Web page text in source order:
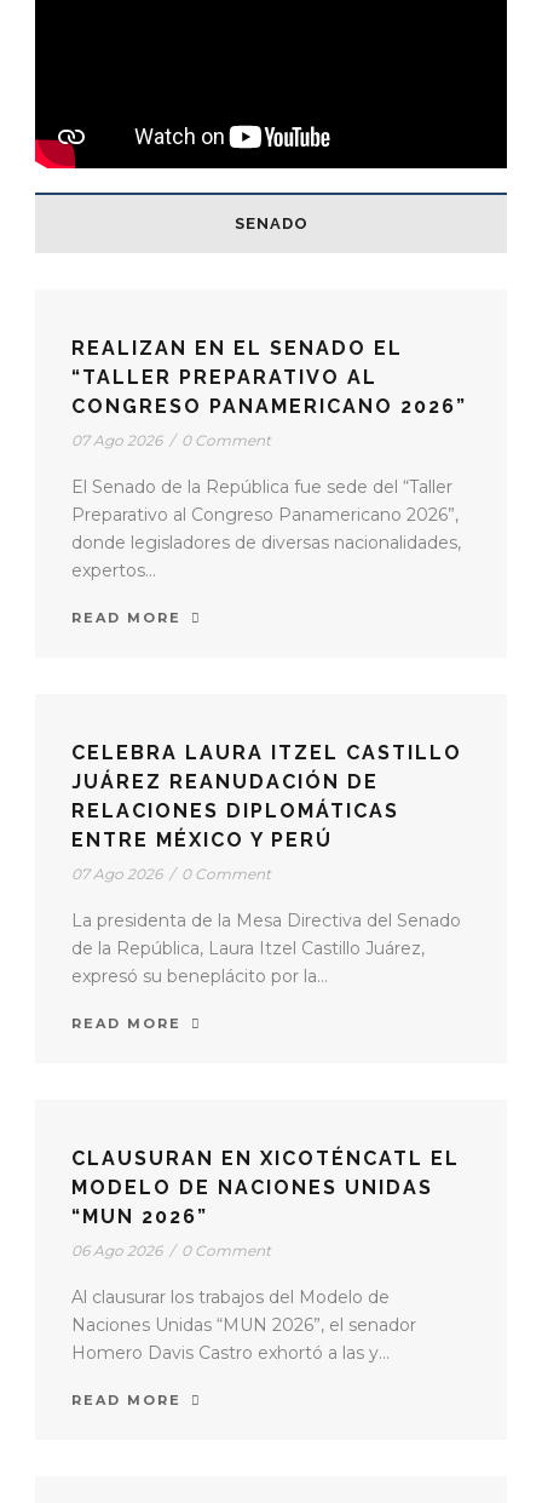
SENADO
REALIZAN EN EL SENADO EL
“TALLER PREPARATIVO AL
CONGRESO PANAMERICANO 2026”
07 Ago 2026 / 0 Comment
El Senado de la República fue sede del “Taller
Preparativo al Congreso Panamericano 2026”,
donde legisladores de diversas nacionalidades,
expertos...
READ MORE
CELEBRA LAURA ITZEL CASTILLO
JUÁREZ REANUDACIÓN DE
RELACIONES DIPLOMÁTICAS
ENTRE MÉXICO Y PERÚ
07 Ago 2026 / 0 Comment
La presidenta de la Mesa Directiva del Senado
de la República, Laura Itzel Castillo Juárez,
expresó su beneplácito por la...
READ MORE
CLAUSURAN EN XICOTÉNCATL EL
MODELO DE NACIONES UNIDAS
“MUN 2026”
06 Ago 2026 / 0 Comment
Al clausurar los trabajos del Modelo de
Naciones Unidas “MUN 2026”, el senador
Homero Davis Castro exhortó a las y...
READ MORE